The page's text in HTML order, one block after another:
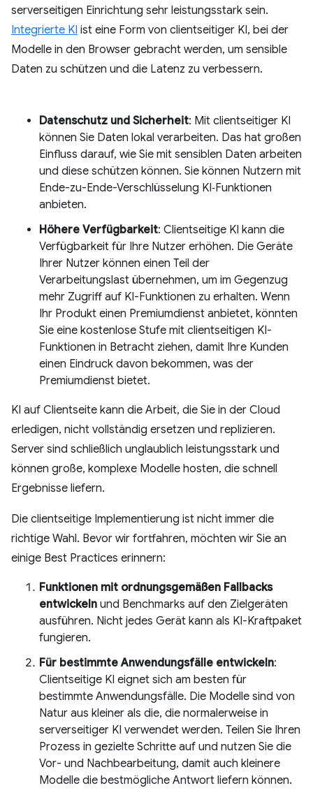
serverseitigen Einrichtung sehr leistungsstark sein.
Integrierte KI ist eine Form von clientseitiger KI, bei der
Modelle in den Browser gebracht werden, um sensible
Daten zu schützen und die Latenz zu verbessern.
Datenschutz und Sicherheit: Mit clientseitiger KI
können Sie Daten lokal verarbeiten. Das hat großen
Einfluss darauf, wie Sie mit sensiblen Daten arbeiten
und diese schützen können. Sie können Nutzern mit
Ende-zu-Ende-Verschlüsselung KI‑Funktionen
anbieten.
Höhere Verfügbarkeit: Clientseitige KI kann die
Verfügbarkeit für Ihre Nutzer erhöhen. Die Geräte
Ihrer Nutzer können einen Teil der
Verarbeitungslast übernehmen, um im Gegenzug
mehr Zugriff auf KI-Funktionen zu erhalten. Wenn
Ihr Produkt einen Premiumdienst anbietet, könnten
Sie eine kostenlose Stufe mit clientseitigen KI-
Funktionen in Betracht ziehen, damit Ihre Kunden
einen Eindruck davon bekommen, was der
Premiumdienst bietet.
KI auf Clientseite kann die Arbeit, die Sie in der Cloud
erledigen, nicht vollständig ersetzen und replizieren.
Server sind schließlich unglaublich leistungsstark und
können große, komplexe Modelle hosten, die schnell
Ergebnisse liefern.
Die clientseitige Implementierung ist nicht immer die
richtige Wahl. Bevor wir fortfahren, möchten wir Sie an
einige Best Practices erinnern:
Funktionen mit ordnungsgemäßen Fallbacks
entwickeln und Benchmarks auf den Zielgeräten
ausführen. Nicht jedes Gerät kann als KI-Kraftpaket
fungieren.
Für bestimmte Anwendungsfälle entwickeln:
Clientseitige KI eignet sich am besten für
bestimmte Anwendungsfälle. Die Modelle sind von
Natur aus kleiner als die, die normalerweise in
serverseitiger KI verwendet werden. Teilen Sie Ihren
Prozess in gezielte Schritte auf und nutzen Sie die
Vor- und Nachbearbeitung, damit auch kleinere
Modelle die bestmögliche Antwort liefern können.